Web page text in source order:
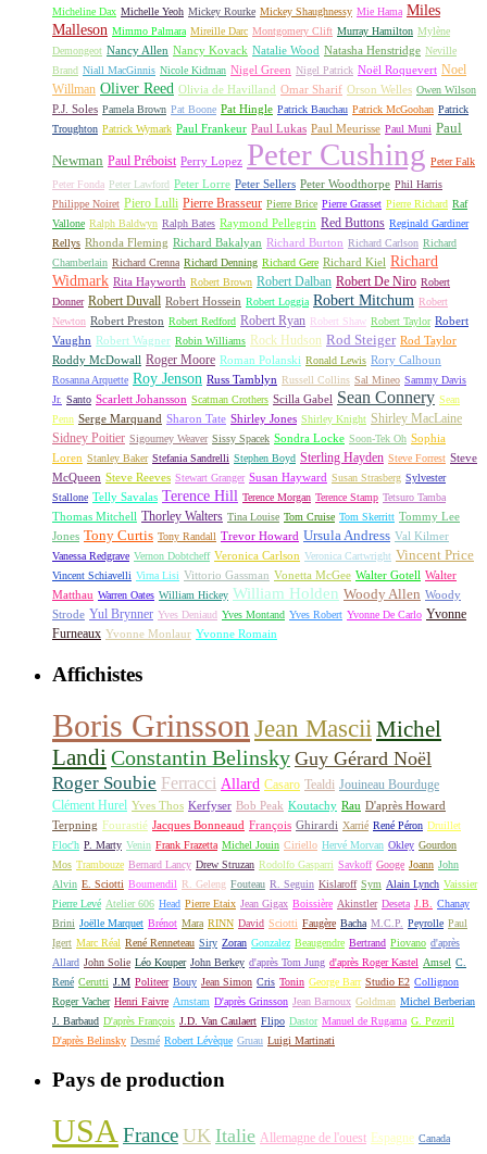
Micheline Dax Michelle Yeoh Mickey Rourke Mickey Shaughnessy Mie Hama Miles
Malleson Mimmo Palmara Mireille Darc Montgomery Clift Murray Hamilton Mylène
Demongeot Nancy Allen Nancy Kovack Natalie Wood Natasha Henstridge Neville
Brand Niall MacGinnis Nicole Kidman Nigel Green Nigel Patrick Noël Roquevert Noel
Willman Oliver Reed Olivia de Havilland Omar Sharif Orson Welles Owen Wilson
P.J. Soles Pamela Brown Pat Boone Pat Hingle Patrick Bauchau Patrick McGoohan Patrick
Troughton Patrick Wymark Paul Frankeur Paul Lukas Paul Meurisse Paul Muni Paul
Newman Paul Préboist Perry Lopez Peter Cushing Peter Falk
Peter Fonda Peter Lawford Peter Lorre Peter Sellers Peter Woodthorpe Phil Harris
Philippe Noiret Piero Lulli Pierre Brasseur Pierre Brice Pierre Grasset Pierre Richard Raf
Vallone Ralph Baldwyn Ralph Bates Raymond Pellegrin Red Buttons Reginald Gardiner
Rellys Rhonda Fleming Richard Bakalyan Richard Burton Richard Carlson Richard
Chamberlain Richard Crenna Richard Denning Richard Gere Richard Kiel Richard
Widmark Rita Hayworth Robert Brown Robert Dalban Robert De Niro Robert
Donner Robert Duvall Robert Hossein Robert Loggia Robert Mitchum Robert
Newton Robert Preston Robert Redford Robert Ryan Robert Shaw Robert Taylor Robert
Vaughn Robert Wagner Robin Williams Rock Hudson Rod Steiger Rod Taylor
Roddy McDowall Roger Moore Roman Polanski Ronald Lewis Rory Calhoun
Rosanna Arquette Roy Jenson Russ Tamblyn Russell Collins Sal Mineo Sammy Davis
Jr. Santo Scarlett Johansson Scatman Crothers Scilla Gabel Sean Connery Sean
Penn Serge Marquand Sharon Tate Shirley Jones Shirley Knight Shirley MacLaine
Sidney Poitier Sigourney Weaver Sissy Spacek Sondra Locke Soon-Tek Oh Sophia
Loren Stanley Baker Stefania Sandrelli Stephen Boyd Sterling Hayden Steve Forrest Steve
McQueen Steve Reeves Stewart Granger Susan Hayward Susan Strasberg Sylvester
Stallone Telly Savalas Terence Hill Terence Morgan Terence Stamp Tetsuro Tamba
Thomas Mitchell Thorley Walters Tina Louise Tom Cruise Tom Skerritt Tommy Lee
Jones Tony Curtis Tony Randall Trevor Howard Ursula Andress Val Kilmer
Vanessa Redgrave Vernon Dobtcheff Veronica Carlson Veronica Cartwright Vincent Price
Vincent Schiavelli Virna Lisi Vittorio Gassman Vonetta McGee Walter Gotell Walter
Matthau Warren Oates William Hickey William Holden Woody Allen Woody
Strode Yul Brynner Yves Deniaud Yves Montand Yves Robert Yvonne De Carlo Yvonne
Furneaux Yvonne Monlaur Yvonne Romain
Affichistes
Boris Grinsson Jean Mascii Michel
Landi Constantin Belinsky Guy Gérard Noël
Roger Soubie Ferracci Allard Casaro Tealdi Jouineau Bourduge
Clément Hurel Yves Thos Kerfyser Bob Peak Koutachy Rau D'après Howard
Terpning Fourastié Jacques Bonneaud François Ghirardi Xarrié René Péron Druillet
Floc'h P. Marty Venin Frank Frazetta Michel Jouin Ciriello Hervé Morvan Okley Gourdon
Mos Trambouze Bernard Lancy Drew Struzan Rodolfo Gasparri Savkoff Googe Joann John
Alvin E. Sciotti Boumendil R. Geleng Fouteau R. Seguin Kislaroff Sym Alain Lynch Vaissier
Pierre Levé Atelier 606 Head Pierre Etaix Jean Gigax Boissière Akinstler Deseta J.B.
Chanay
Brini Joëlle Marquet Brénot Mara RINN David Sciotti Faugère Bacha M.C.P. Peyrolle Paul
Igert Marc Réal René Renneteau Siry Zoran Gonzalez Beaugendre Bertrand Piovano d'après
Allard John Solie Léo Kouper John Berkey d'après Tom Jung d'après Roger Kastel Amsel C.
René Cerutti J.M Politeer Bouy Jean Simon Cris Tonin George Barr Studio E2 Collignon
Roger Vacher Henri Faivre Arnstam D'après Grinsson Jean Barnoux Goldman Michel Berberian
J. Barbaud D'après François J.D. Van Caulaert Flipo Dastor Manuel de Rugama G. Pezeril
D'après Belinsky Desmé Robert Lévèque Gruau Luigi Martinati
Pays de production
USA France UK Italie Allemagne de l'ouest Espagne Canada